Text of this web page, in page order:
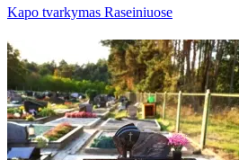
Kapo tvarkymas Raseiniuose